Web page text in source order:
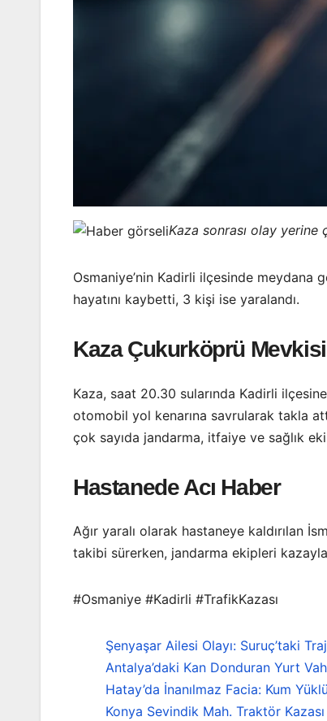
Kaza sonrası olay yerine
Osmaniye’nin Kadirli ilçesinde
hayatını kaybetti, 3 kişi ise yaralandı.
Kaza Çukurköprü
Kaza, saat 20.30 sularında Kadirli
otomobil yol kenarına savrularak takla
çok sayıda jandarma, itfaiye ve sağlık
Hastanede Acı Haber
Ağır yaralı olarak hastaneye kaldırılan
takibi sürerken, jandarma ekipleri
#Osmaniye #Kadirli #TrafikKazası
Şenyaşar Ailesi Olayı: Suruç’taki
Antalya’daki Kan Donduran Yurt
Hatay’da İnanılmaz Facia: Kum
Konya Sevindik Mah. Traktör